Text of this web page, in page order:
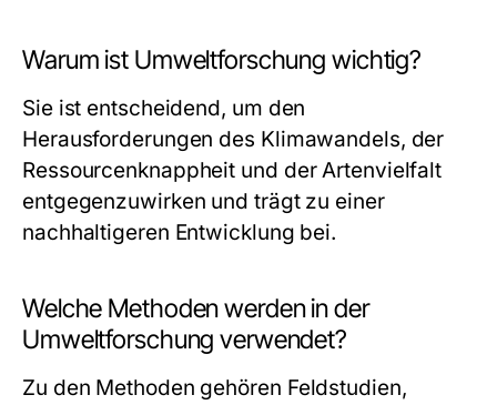
Warum ist Umweltforschung wichtig?
Sie ist entscheidend, um den
Herausforderungen des Klimawandels, der
Ressourcenknappheit und der Artenvielfalt
entgegenzuwirken und trägt zu einer
nachhaltigeren Entwicklung bei.
Welche Methoden werden in der
Umweltforschung verwendet?
Zu den Methoden gehören Feldstudien,